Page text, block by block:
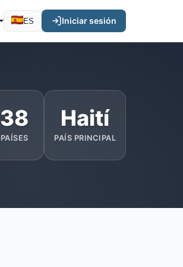
ES Iniciar sesión
38
PAÍSES
Haití
PAÍS PRINCIPAL